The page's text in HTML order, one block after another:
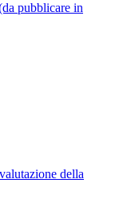
pubblicare in
della